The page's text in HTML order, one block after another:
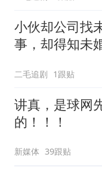
小伙却公司找
事，却得知未
二毛追剧 1跟贴
讲真，是球网
的！！！
新媒体 39跟贴